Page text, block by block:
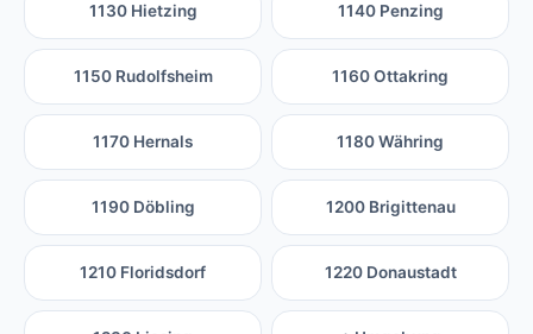
1130 Hietzing 1140 Penzing
1150 Rudolfsheim 1160 Ottakring
1170 Hernals 1180 Währing
1190 Döbling 1200 Brigittenau
1210 Floridsdorf 1220 Donaustadt